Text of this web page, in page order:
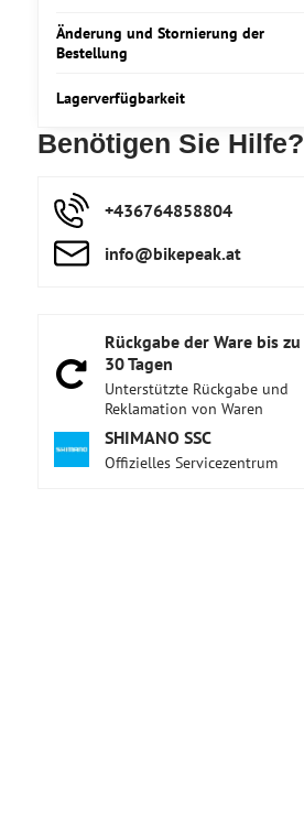
Änderung und Stornierung der
Bestellung
Lagerverfügbarkeit
Benötigen Sie Hilfe?
+436764858804
info​@bikepeak​.at
Rückgabe der Ware bis zu
30 Tagen
Unterstützte Rückgabe und
Reklamation von Waren
SHIMANO SSC
Offizielles Servicezentrum